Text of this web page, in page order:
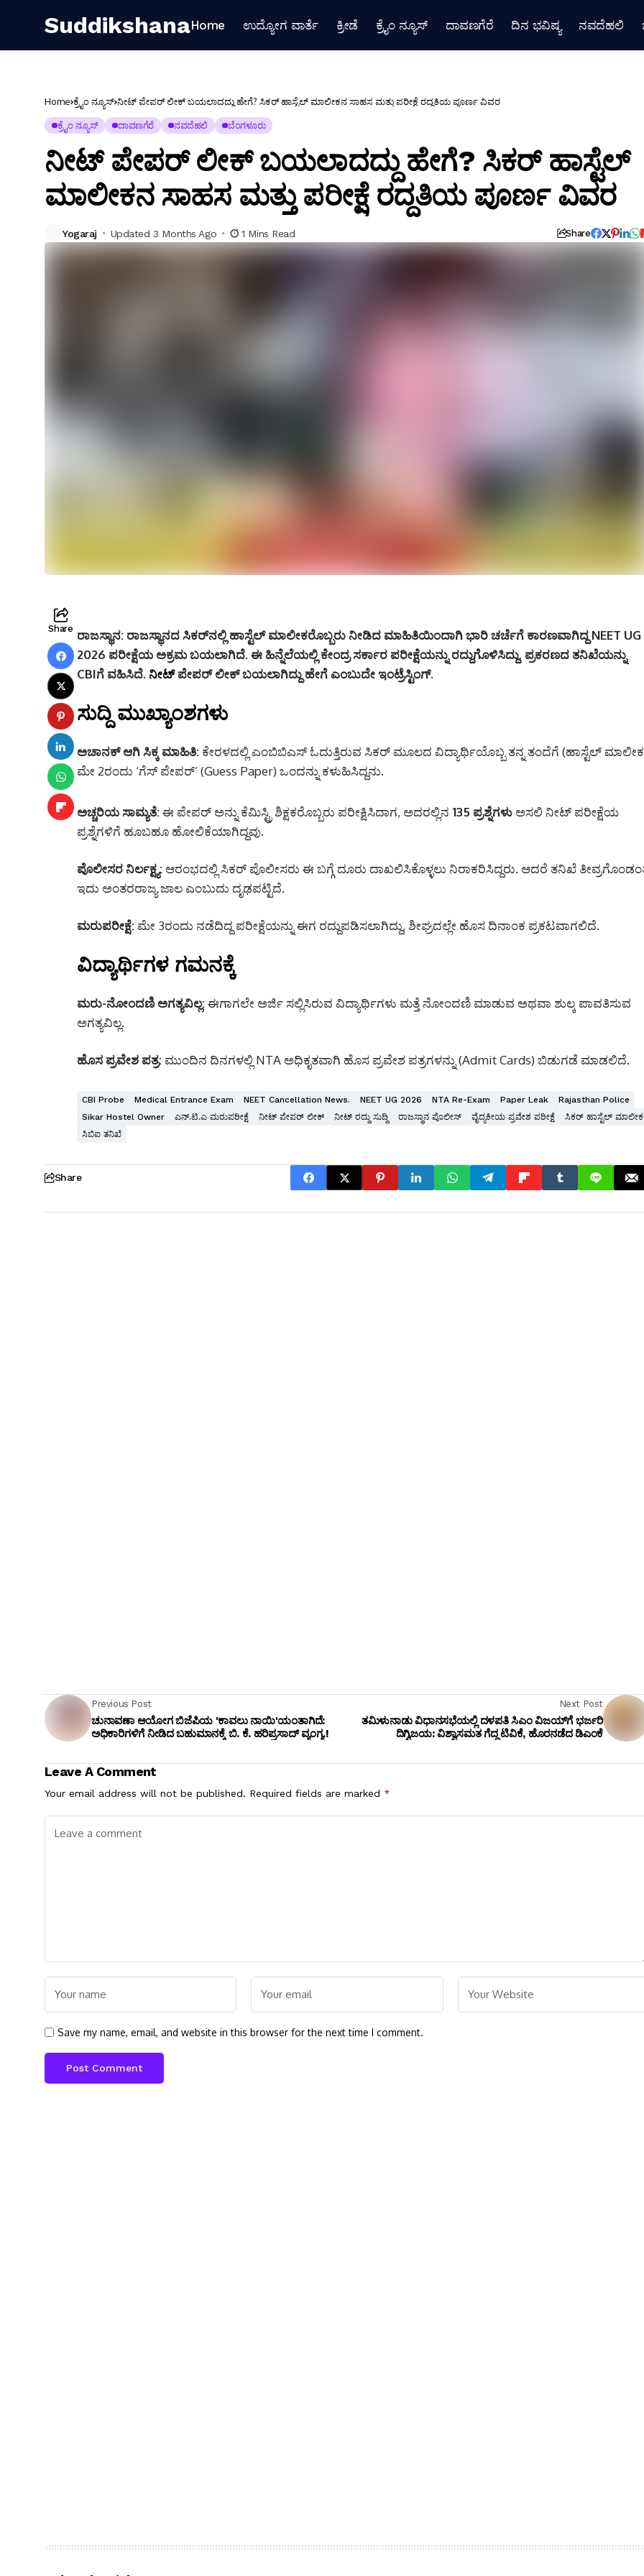
SuddikshanaHome ಉದ್ಯೋಗ ವಾರ್ತೆ ಕ್ರೀಡೆ ಕ್ರೈಂ ನ್ಯೂಸ್ ದಾವಣಗೆರೆ ದಿನ ಭವಿಷ್ಯ ನವದೆಹಲಿ
Home ಕ್ರೈಂ ನ್ಯೂಸ್ ನೀಟ್ ಪೇಪರ್ ಲೀಕ್ ಬಯಲಾದದ್ದು ಹೇಗೆ? ಸಿಕರ್ ಹಾಸ್ಟೆಲ್ ಮಾಲೀಕನ ಸಾಹಸ ಮತ್ತು ಪರೀಕ್ಷೆ ರದ್ದತಿಯ ಪೂರ್ಣ ವಿವರ
ಕ್ರೈಂ ನ್ಯೂಸ್ ದಾವಣಗೆರೆ ನವದೆಹಲಿ ಬೆಂಗಳೂರು
ನೀಟ್ ಪೇಪರ್ ಲೀಕ್ ಬಯಲಾದದ್ದು ಹೇಗೆ? ಸಿಕರ್ ಹಾಸ್ಟೆಲ್
ಮಾಲೀಕನ ಸಾಹಸ ಮತ್ತು ಪರೀಕ್ಷೆ ರದ್ದತಿಯ ಪೂರ್ಣ ವಿವರ
Yogaraj Updated 3 Months Ago 1 Mins Read Share
Share ರಾಜಸ್ಥಾನ: ರಾಜಸ್ಥಾನದ ಸಿಕರ್‌ನಲ್ಲಿ ಹಾಸ್ಟೆಲ್ ಮಾಲೀಕರೊಬ್ಬರು ನೀಡಿದ ಮಾಹಿತಿಯಿಂದಾಗಿ ಭಾರಿ ಚರ್ಚೆಗೆ ಕಾರಣವಾಗಿದ್ದ NEET UG
2026 ಪರೀಕ್ಷೆಯ ಅಕ್ರಮ ಬಯಲಾಗಿದೆ. ಈ ಹಿನ್ನೆಲೆಯಲ್ಲಿ ಕೇಂದ್ರ ಸರ್ಕಾರ ಪರೀಕ್ಷೆಯನ್ನು ರದ್ದುಗೊಳಿಸಿದ್ದು, ಪ್ರಕರಣದ ತನಿಖೆಯನ್ನು
CBIಗೆ ವಹಿಸಿದೆ. ನೀಟ್ಪೇಪರ್ ಲೀಕ್ ಬಯಲಾಗಿದ್ದು ಹೇಗೆ ಎಂಬುದೇ ಇಂಟ್ರೆಸ್ಟಿಂಗ್.
ಸುದ್ದಿ ಮುಖ್ಯಾಂಶಗಳು
ಅಚಾನಕ್ ಆಗಿ ಸಿಕ್ಕ ಮಾಹಿತಿ: ಕೇರಳದಲ್ಲಿ ಎಂಬಿಬಿಎಸ್ ಓದುತ್ತಿರುವ ಸಿಕರ್ ಮೂಲದ ವಿದ್ಯಾರ್ಥಿಯೊಬ್ಬ ತನ್ನ ತಂದೆಗೆ (ಹಾಸ್ಟೆಲ್
ಮೇ 2ರಂದು ‘ಗೆಸ್ ಪೇಪರ್’ (Guess Paper) ಒಂದನ್ನು ಕಳುಹಿಸಿದ್ದನು.
ಅಚ್ಚರಿಯ ಸಾಮ್ಯತೆ:ಈ ಪೇಪರ್ ಅನ್ನು ಕೆಮಿಸ್ಟ್ರಿ ಶಿಕ್ಷಕರೊಬ್ಬರು ಪರೀಕ್ಷಿಸಿದಾಗ, ಅದರಲ್ಲಿನ 135 ಪ್ರಶ್ನೆಗಳು ಅಸಲಿ ನೀಟ್ ಪರೀಕ್ಷೆಯ
ಪ್ರಶ್ನೆಗಳಿಗೆ ಹೂಬಹೂ ಹೋಲಿಕೆಯಾಗಿದ್ದವು.
ಪೊಲೀಸರ ನಿರ್ಲಕ್ಷ್ಯ: ಆರಂಭದಲ್ಲಿ ಸಿಕರ್ ಪೊಲೀಸರು ಈ ಬಗ್ಗೆ ದೂರು ದಾಖಲಿಸಿಕೊಳ್ಳಲು ನಿರಾಕರಿಸಿದ್ದರು. ಆದರೆ ತನಿಖೆ
ಇದು ಅಂತರರಾಜ್ಯ ಜಾಲ ಎಂಬುದು ದೃಢಪಟ್ಟಿದೆ.
ಮರುಪರೀಕ್ಷೆ: ಮೇ 3ರಂದು ನಡೆದಿದ್ದ ಪರೀಕ್ಷೆಯನ್ನು ಈಗ ರದ್ದುಪಡಿಸಲಾಗಿದ್ದು, ಶೀಘ್ರದಲ್ಲೇ ಹೊಸ ದಿನಾಂಕ ಪ್ರಕಟವಾಗಲಿದೆ.
ವಿದ್ಯಾರ್ಥಿಗಳ ಗಮನಕ್ಕೆ
ಮರು-ನೋಂದಣಿ ಅಗತ್ಯವಿಲ್ಲ:ಈಗಾಗಲೇ ಅರ್ಜಿ ಸಲ್ಲಿಸಿರುವ ವಿದ್ಯಾರ್ಥಿಗಳು ಮತ್ತೆ ನೋಂದಣಿ ಮಾಡುವ ಅಥವಾ ಶುಲ್ಕ ಪಾವತಿಸುವ
ಅಗತ್ಯವಿಲ್ಲ.
ಹೊಸ ಪ್ರವೇಶ ಪತ್ರ: ಮುಂದಿನ ದಿನಗಳಲ್ಲಿ NTA ಅಧಿಕೃತವಾಗಿ ಹೊಸ ಪ್ರವೇಶ ಪತ್ರಗಳನ್ನು (Admit Cards) ಬಿಡುಗಡೆ ಮಾಡಲಿದೆ.
CBI Probe Medical Entrance Exam NEET Cancellation News. NEET UG 2026 NTA Re-Exam Paper Leak
Rajasthan Police
Sikar Hostel Owner
ಎನ್.ಟಿ.ಎ ಮರುಪರೀಕ್ಷೆ ನೀಟ್ ಪೇಪರ್ ಲೀಕ್ ನೀಟ್ ರದ್ದು ಸುದ್ದಿ ರಾಜಸ್ಥಾನ ಪೊಲೀಸ್ ವೈದ್ಯಕೀಯ ಪ್ರವೇಶ ಪರೀಕ್ಷೆ
ಸಿಕರ್ ಹಾಸ್ಟೆಲ್ ಮಾಲೀಕ
ಸಿಬಿಐ ತನಿಖೆ
Share
Previous Post
ಚುನಾವಣಾ ಆಯೋಗ ಬಿಜೆಪಿಯ 'ಕಾವಲು ನಾಯಿ'ಯಂತಾಗಿದೆ:
ಅಧಿಕಾರಿಗಳಿಗೆ ನೀಡಿದ ಬಹುಮಾನಕ್ಕೆ ಬಿ. ಕೆ. ಹರಿಪ್ರಸಾದ್ ವ್ಯಂಗ್ಯ.!
Next Post
ತಮಿಳುನಾಡು ವಿಧಾನಸಭೆಯಲ್ಲಿ ದಳಪತಿ ಸಿಎಂ ವಿಜಯ್‌ಗೆ ಭರ್ಜರಿ
ದಿಗ್ವಿಜಯ: ವಿಶ್ವಾಸಮತ ಗೆದ್ದ ಟಿವಿಕೆ, ಹೊರನಡೆದ ಡಿಎಂಕೆ
Leave A Comment
Your email address will not be published. Required fields are marked *
Save my name, email, and website in this browser for the next time I comment.